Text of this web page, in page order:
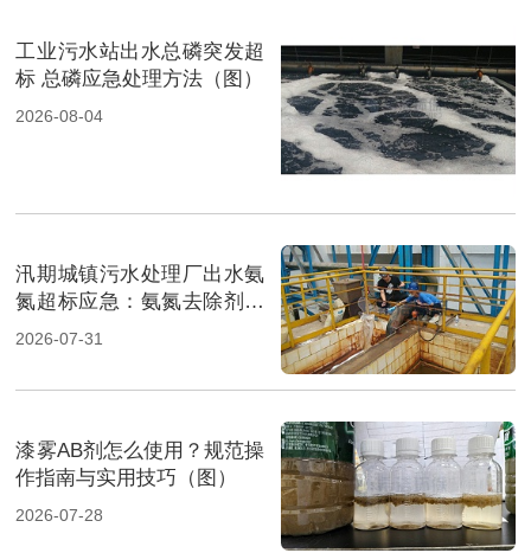
工业污水站出水总磷突发超
标 总磷应急处理方法（图）
2026-08-04
汛期城镇污水处理厂出水氨
氮超标应急：氨氮去除剂投
加方法及实操指南（图）
2026-07-31
漆雾AB剂怎么使用？规范操
作指南与实用技巧（图）
2026-07-28